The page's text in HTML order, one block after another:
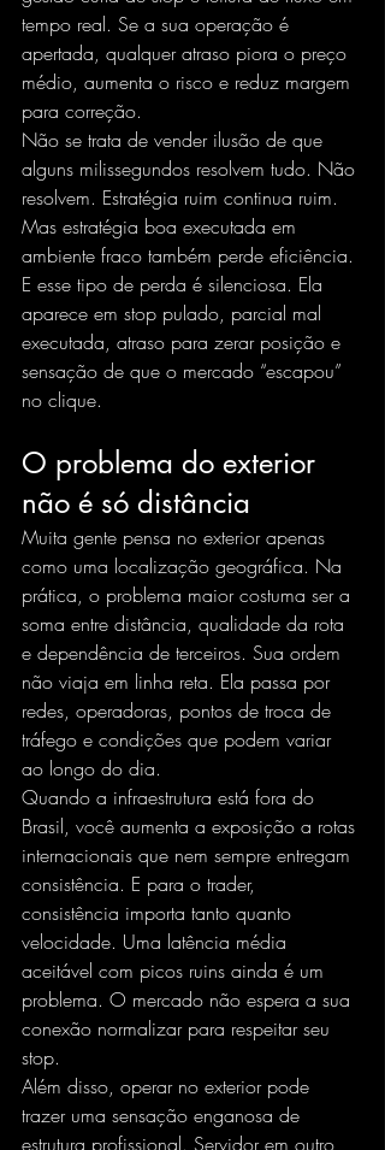
tempo real. Se a sua operação é
apertada, qualquer atraso piora o preço
médio, aumenta o risco e reduz margem
para correção.
Não se trata de vender ilusão de que
alguns milissegundos resolvem tudo. Não
resolvem. Estratégia ruim continua ruim.
Mas estratégia boa executada em
ambiente fraco também perde eficiência.
E esse tipo de perda é silenciosa. Ela
aparece em stop pulado, parcial mal
executada, atraso para zerar posição e
sensação de que o mercado “escapou”
no clique.
O problema do exterior
não é só distância
Muita gente pensa no exterior apenas
como uma localização geográfica. Na
prática, o problema maior costuma ser a
soma entre distância, qualidade da rota
e dependência de terceiros. Sua ordem
não viaja em linha reta. Ela passa por
redes, operadoras, pontos de troca de
tráfego e condições que podem variar
ao longo do dia.
Quando a infraestrutura está fora do
Brasil, você aumenta a exposição a rotas
internacionais que nem sempre entregam
consistência. E para o trader,
consistência importa tanto quanto
velocidade. Uma latência média
aceitável com picos ruins ainda é um
problema. O mercado não espera a sua
conexão normalizar para respeitar seu
stop.
Além disso, operar no exterior pode
trazer uma sensação enganosa de
estrutura profissional. Servidor em outro